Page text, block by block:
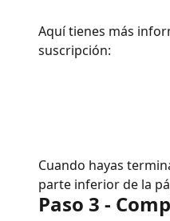
Aquí tienes más
suscripción:
Cuando hayas
parte inferior de la
Paso 3 -